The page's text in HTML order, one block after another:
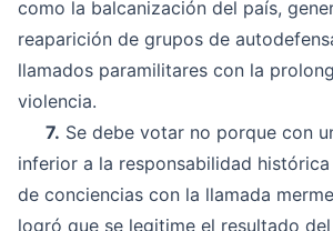
como la balcanización del país,
reaparición de grupos de
llamados paramilitares con la
violencia.
7. Se debe votar no porque con
inferior a la responsabilidad
de conciencias con la llamada
logró que se legitime el resultado